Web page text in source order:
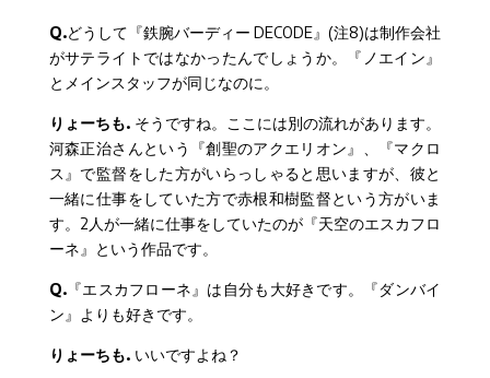
Q.どうして『鉄腕バーディー DECODE』(注8)は制作会社
がサテライトではなかったんでしょうか。『ノエイン』
とメインスタッフが同じなのに。
りょーちも. そうですね。ここには別の流れがあります。
河森正治さんという『創聖のアクエリオン』、『マクロ
ス』で監督をした方がいらっしゃると思いますが、彼と
一緒に仕事をしていた方で赤根和樹監督という方がいま
す。2人が一緒に仕事をしていたのが『天空のエスカフロ
ーネ』という作品です。
Q.『エスカフローネ』は自分も大好きです。『ダンバイ
ン』よりも好きです。
りょーちも. いいですよね？